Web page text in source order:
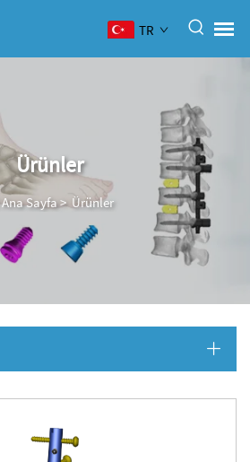
TR
Ürünler
Ana Sayfa> Ürünler